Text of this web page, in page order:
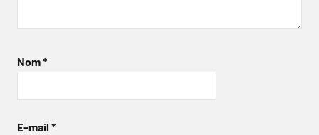
Nom*
E-mail *